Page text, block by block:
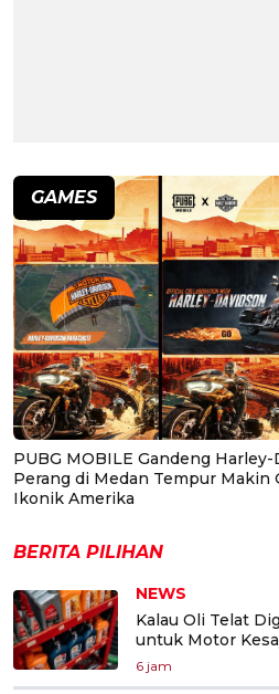
GAMES
PUBG MOBILE Gandeng
Perang di Medan Tempur Makin
Ikonik Amerika
BERITA PILIHAN
NEWS
Kalau Oli Telat
untuk Motor
6 jam